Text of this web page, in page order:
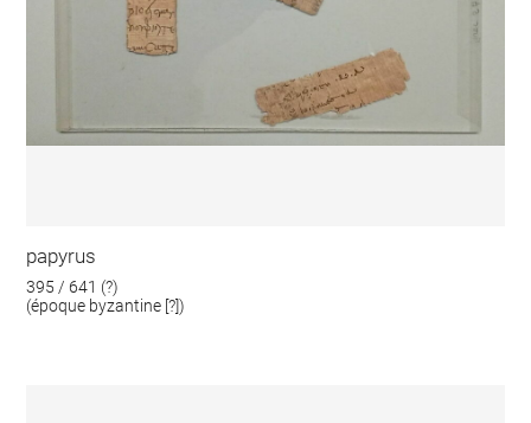
papyrus
395 / 641 (?)
(époque byzantine [?])